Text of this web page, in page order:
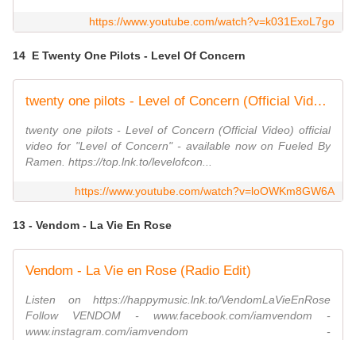
https://www.youtube.com/watch?v=k031ExoL7go
14 E Twenty One Pilots - Level Of Concern
twenty one pilots - Level of Concern (Official Video)
twenty one pilots - Level of Concern (Official Video) official
video for "Level of Concern" - available now on Fueled By
Ramen. https://top.lnk.to/levelofcon...
https://www.youtube.com/watch?v=loOWKm8GW6A
13 - Vendom - La Vie En Rose
Vendom - La Vie en Rose (Radio Edit)
Listen on https://happymusic.lnk.to/VendomLaVieEnRose
Follow VENDOM - www.facebook.com/iamvendom -
www.instagram.com/iamvendom -